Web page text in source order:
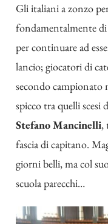
Gli italiani a zonzo
fondamentalmente
per continuare ad
lancio; giocatori di
secondo campionato
spicco tra quelli scesi
Stefano Mancinelli,
fascia di capitano.
giorni belli, ma col
scuola parecchi…